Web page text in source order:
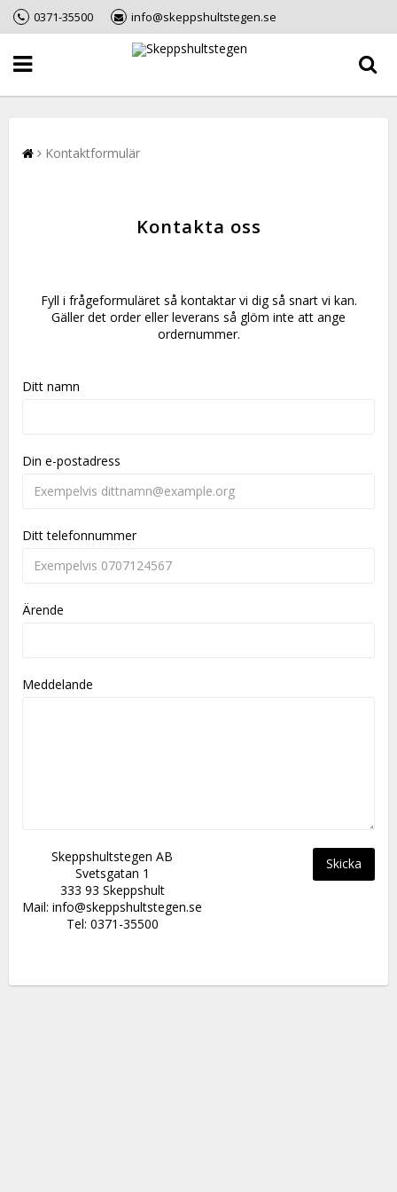
0371-35500 info@skeppshultstegen.se
Kontaktformulär
Kontakta oss
Fyll i frågeformuläret så kontaktar vi dig så snart vi kan.
Gäller det order eller leverans så glöm inte att ange
ordernummer.
Ditt namn
Din e-postadress
Ditt telefonnummer
Ärende
Meddelande
Skicka
Skeppshultstegen AB
Svetsgatan 1
333 93 Skeppshult
Mail: info@skeppshultstegen.se
Tel: 0371-35500